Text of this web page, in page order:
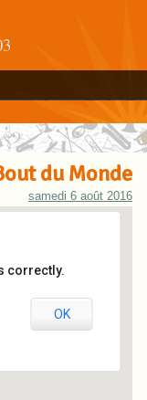
du Monde
samedi 6 août 2016
correctly.
OK